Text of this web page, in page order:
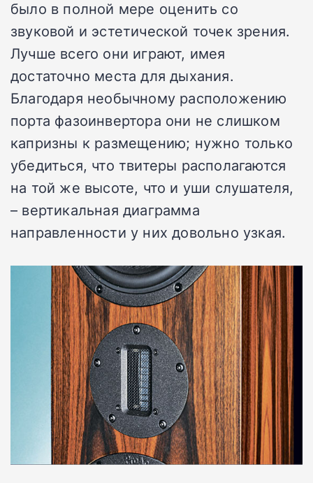
было в полной мере оценить со
звуковой и эстетической точек зрения.
Лучше всего они играют, имея
достаточно места для дыхания.
Благодаря необычному расположению
порта фазоинвертора они не слишком
капризны к размещению; нужно только
убедиться, что твитеры располагаются
на той же высоте, что и уши слушателя,
– вертикальная диаграмма
направленности у них довольно узкая.